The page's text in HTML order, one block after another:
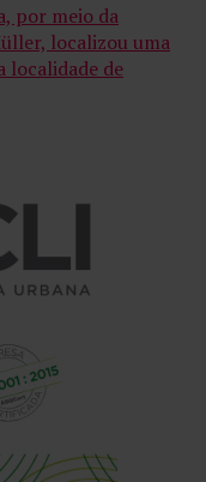
por meio da
localizou uma
localidade de